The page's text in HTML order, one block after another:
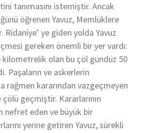
tanımasını istemiştir. Ancak
öğrenen Yavuz, Memlüklere
ye giden yolda Yavuz
gereken önemli bir yer vardı:
kilometrelik olan bu çöl gündüz 50
Paşaların ve askerlerin
rağmen kararından vazgeçmeyen
geçmiştir. Kararlarının
nefret eden ve büyük bir
yerine getiren Yavuz, sürekli